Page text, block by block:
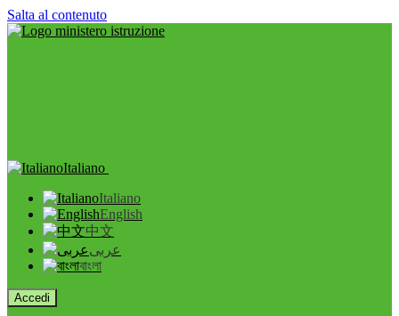
Salta al contenuto
Italiano
Italiano
English
中文
عربى
বাংলা
Accedi